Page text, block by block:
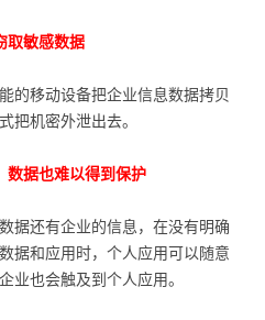
取敏感数据
的移动设备把企业信息数据拷贝
把机密外泄出去。
数据也难以得到保护
据还有企业的信息，在没有明确
据和应用时，个人应用可以随意
业也会触及到个人应用。